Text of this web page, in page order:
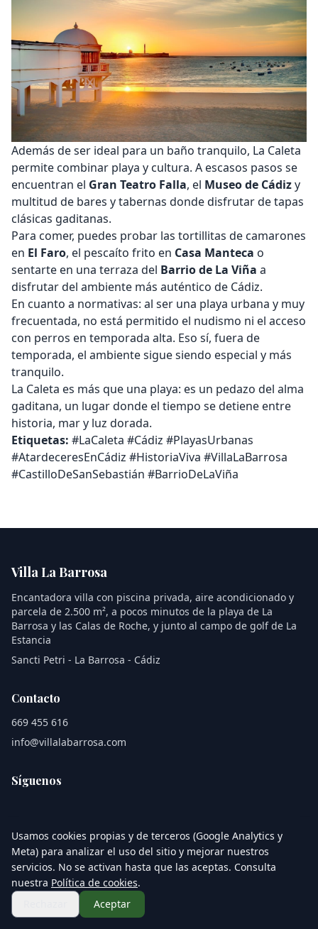
Además de ser ideal para un baño tranquilo, La Caleta
permite combinar playa y cultura. A escasos pasos se
encuentran el Gran Teatro Falla, el Museo de Cádizy
multitud de bares y tabernas donde disfrutar de tapas
clásicas gaditanas.
Para comer, puedes probar las tortillitas de camarones
en El Faro, el pescaíto frito en Casa Manteca o
sentarte en una terraza del Barrio de La Viña a
disfrutar del ambiente más auténtico de Cádiz.
En cuanto a normativas: al ser una playa urbana y muy
frecuentada, no está permitido el nudismo ni el acceso
con perros en temporada alta. Eso sí, fuera de
temporada, el ambiente sigue siendo especial y más
tranquilo.
La Caleta es más que una playa: es un pedazo del alma
gaditana, un lugar donde el tiempo se detiene entre
historia, mar y luz dorada.
Etiquetas: #LaCaleta #Cádiz #PlayasUrbanas
#AtardeceresEnCádiz #HistoriaViva #VillaLaBarrosa
#CastilloDeSanSebastián #BarrioDeLaViña
Villa La Barrosa
Encantadora villa con piscina privada, aire acondicionado y
parcela de 2.500 m², a pocos minutos de la playa de La
Barrosa y las Calas de Roche, y junto al campo de golf de La
Estancia
Sancti Petri - La Barrosa - Cádiz
Contacto
669 455 616
info@villalabarrosa.com
Síguenos
Aviso legalPolítica de privacidadPolítica de cookies
Términos y condiciones
© 2026 Villa La Barrosa. Todos los derechos reservados.
Usamos cookies propias y de terceros (Google Analytics y
Meta) para analizar el uso del sitio y mejorar nuestros
servicios. No se activan hasta que las aceptas. Consulta
nuestra Política de cookies.
Aceptar